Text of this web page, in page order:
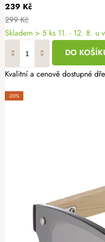
239 Kč
299 Kč
Skladem > 5 ks 11. - 12. 8. u
DO
Kvalitní a cenově dostupné
-20%